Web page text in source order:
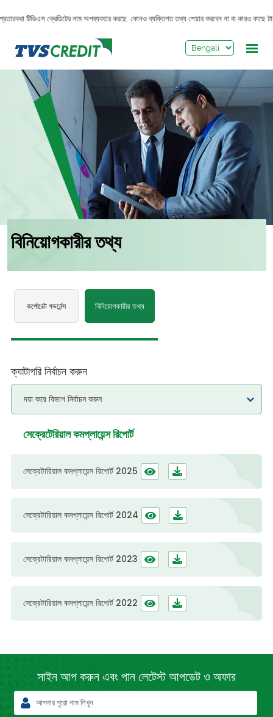
টিভিএস ক্রেডিটের নাম অপব্যবহার করছে. কোনও ব্যক্তিগত তথ্য শেয়ার করবেন না বা কারও কাছে
বিনিয়োগকারীর তথ্য
কর্পোরেট গভর্নেন্স বিনিয়োগকারীর তথ্য
ক্যাটাগরি নির্বাচন করুন
সেক্রেটেরিয়াল কমপ্লায়েন্স রিপোর্ট
সেক্রেটারিয়াল কমপ্লায়েন্স রিপোর্ট 2025
সেক্রেটারিয়াল কমপ্লায়েন্স রিপোর্ট 2024
সেক্রেটারিয়াল কমপ্লায়েন্স রিপোর্ট 2023
সেক্রেটারিয়াল কমপ্লায়েন্স রিপোর্ট 2022
সাইন আপ করুন এবং পান লেটেস্টআপডেট ও অফার